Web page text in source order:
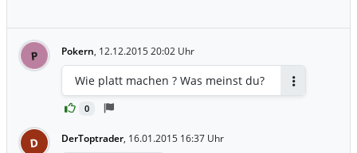
P Pokern, 12.12.2015 20:02 Uhr
0
Wie platt machen ? Was meinst du?
D DerToptrader, 16.01.2015 16:37 Uhr